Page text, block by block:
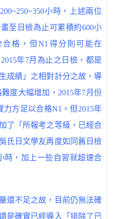
小時，上述兩位
至日檢為止可累積約600小
格，但N1得分則可能在
年7月為止之日檢，都是
成績」之相對計分之故，導
度大幅增加，2015年7月份
力方足以合格N1。但2015年
了「所報考之等級，已經合
氏日文學友再度如同舊日檢
時，加上一些自習就超速合
還不足之故，目前仍無法確
是確實已經導入「排除了已